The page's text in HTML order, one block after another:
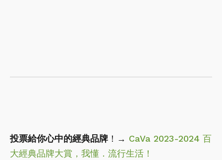
投票給你心中的經典品牌 ！→ CaVa 2023-2024 百
大經典品牌大賞，我懂．流行生活！